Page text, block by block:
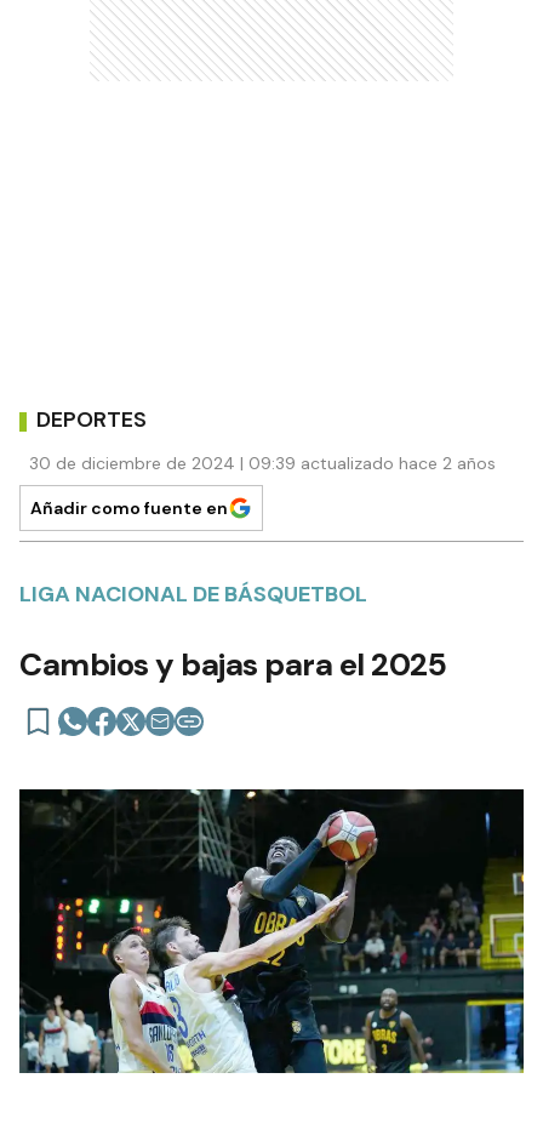
DEPORTES
30 de diciembre de 2024 | 09:39 actualizado hace 2 años
Añadir como fuente en
LIGA NACIONAL DE BÁSQUETBOL
Cambios y bajas para el 2025